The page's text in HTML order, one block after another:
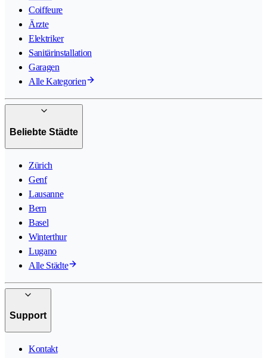
Coiffeure
Ärzte
Elektriker
Sanitärinstallation
Garagen
Alle Kategorien
Beliebte Städte
Zürich
Genf
Lausanne
Bern
Basel
Winterthur
Lugano
Alle Städte
Support
Kontakt